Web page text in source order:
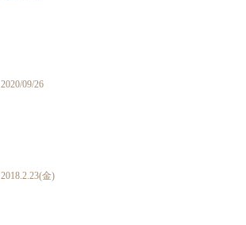
2020/09/26
2018.2.23(金)